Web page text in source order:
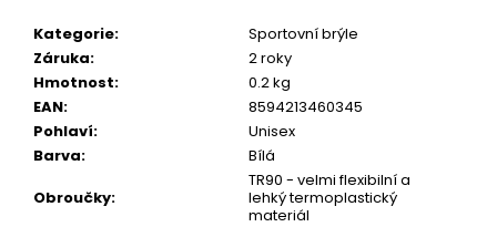
Kategorie:
Sportovní brýle
Záruka:
2 roky
Hmotnost:
0.2 kg
EAN:
8594213460345
Pohlaví:
Unisex
Barva:
Bílá
Obroučky:
TR90 - velmi flexibilní a
lehký termoplastický
materiál